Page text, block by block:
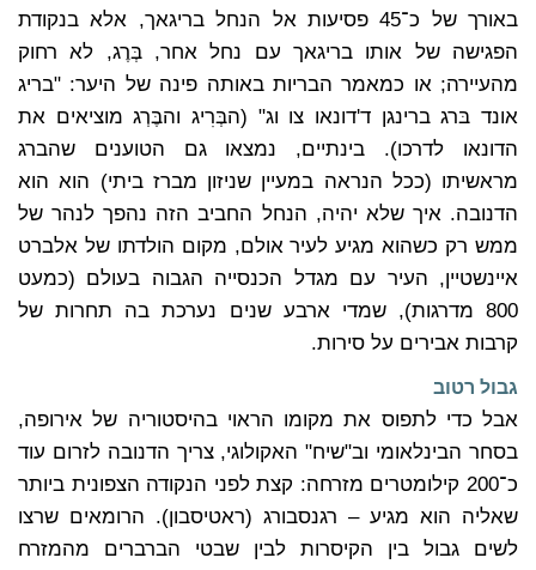
באורך של כ־45 פסיעות אל הנחל בריגאך, אלא בנקודת
הפגישה של אותו בריגאך עם נחל אחר, בְּרֶג, לא רחוק
מהעיירה; או כמאמר הבריות באותה פינה של היער: "בריג
אונד בּרג ברינגן ד'דונאו צו וג" (הבְּרִיג והבֶּרְג מוציאים את
הדונאו לדרכו). בינתיים, נמצאו גם הטוענים שהברג
מראשיתו (ככל הנראה במעיין שניזון מברז ביתי) הוא הוא
הדנובה. איך שלא יהיה, הנחל החביב הזה נהפך לנהר של
ממש רק כשהוא מגיע לעיר אולם, מקום הולדתו של אלברט
איינשטיין, העיר עם מגדל הכנסייה הגבוה בעולם (כמעט
800 מדרגות), שמדי ארבע שנים נערכת בה תחרות של
קרבות אבירים על סירות.
גבול רטוב
אבל כדי לתפוס את מקומו הראוי בהיסטוריה של אירופה,
בסחר הבינלאומי וב"שיח" האקולוגי, צריך הדנובה לזרום עוד
כ־200 קילומטרים מזרחה: קצת לפני הנקודה הצפונית ביותר
שאליה הוא מגיע – רגנסבורג (ראטיסבון). הרומאים שרצו
לשים גבול בין הקיסרות לבין שבטי הברברים מהמזרח